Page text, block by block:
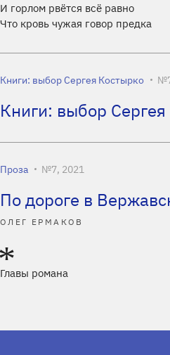
И горлом рвётся всё равно
Что кровь чужая говор предка
Книги: выбор Сергея Костырко
Книги: выбор
Проза №7, 2021
По дороге в
ОЛЕГ ЕРМАКОВ
Главы романа